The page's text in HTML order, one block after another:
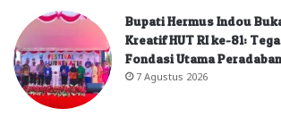
Bupati Hermus Indou
Kreatif HUT RI ke-81:
Fondasi Utama
7 Agustus 2026